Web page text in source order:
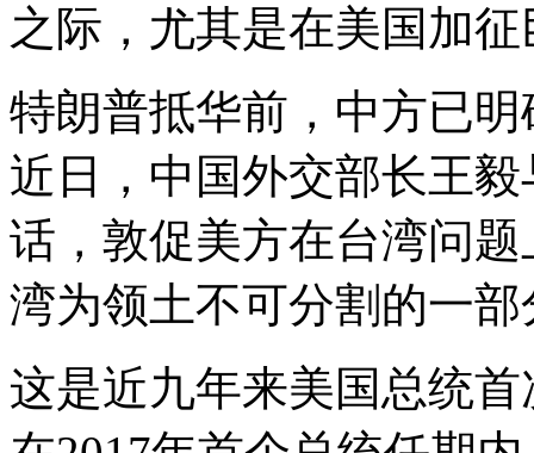
之际，尤其是在美国加
特朗普抵华前，中方已
近日，中国外交部长王
话，敦促美方在台湾问
湾为领土不可分割的一部
这是近九年来美国总统